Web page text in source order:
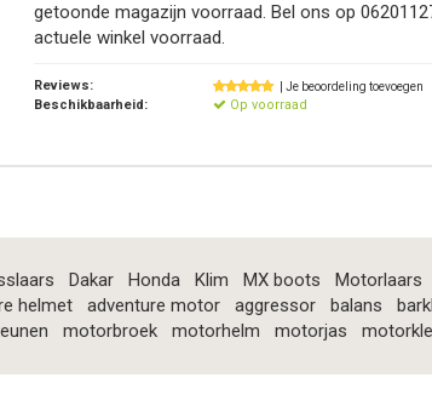
getoonde magazijn voorraad. Bel ons op
actuele winkel voorraad.
Reviews: | Je beoordeling toevoegen
Beschikbaarheid: Op voorraad
Dakar Honda Klim MX boots Motorlaars
helmet adventure motor aggressor balans
motorbroek motorhelm motorjas